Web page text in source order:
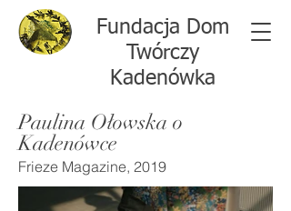
Fundacja Dom
Twórczy
Kadenówka
Paulina Ołowska o
Kadenówce
Frieze Magazine, 2019